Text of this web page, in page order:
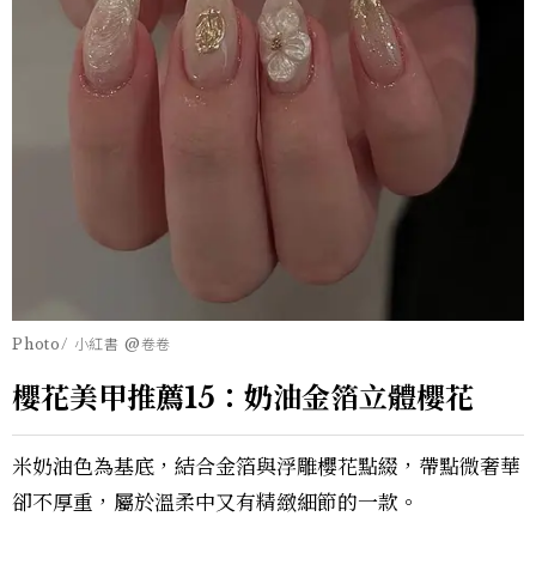
Photo/ 小紅書 @卷卷
櫻花美甲推薦15：奶油金箔立體櫻花
米奶油色為基底，結合金箔與浮雕櫻花點綴，帶點微奢華
卻不厚重，屬於溫柔中又有精緻細節的一款。